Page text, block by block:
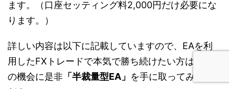
ます。（口座セッティング料2,000円だけ必要にな
ります。）
詳しい内容は以下に記載していますので、EAを利
用したFXトレードで本気で勝ち続けたい方は、こ
の機会に是非 「半裁量型EA」 を手に取ってみてく